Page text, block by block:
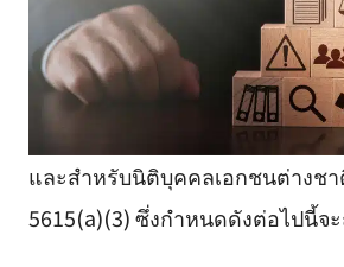
และสำหรับนิติบุคคลเอกชนต่างชา
5615(a)(3) ซึ่งกำหนดดังต่อไปนี้จ